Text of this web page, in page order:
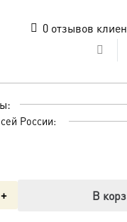
0отзывов
России:
В